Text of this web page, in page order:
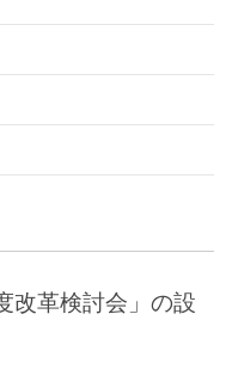
改革検討会」の設